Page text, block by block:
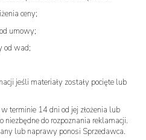
ceny;
umowy;
od wad;
jeśli materiały zostały pocięte lub
terminie 14 dni od jej złożenia lub
niezbędne do rozpoznania reklamacji.
lub naprawy ponosi Sprzedawca.